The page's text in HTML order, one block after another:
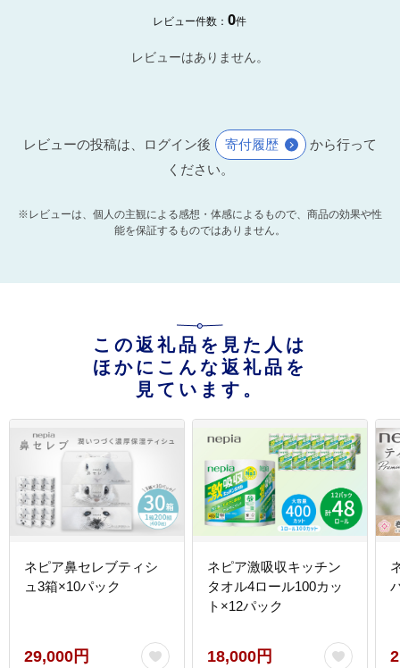
レビュー件数：0件
レビューはありません。
レビューの投稿は、ログイン後 寄付履歴
から行って
ください。
※レビューは、個人の主観による感想・体感によるもので、商品の効果や性
能を保証するものではありません。
この返礼品を見た人は
ほかにこんな返礼品を
見ています。
ネピア鼻セレブティシ
ュ3箱×10パック
29,000円
ネピア激吸収キッチン
タオル4ロール100カッ
ト×12パック
18,000円